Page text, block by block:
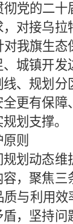
的二十届
，对接乌
对我旗生
、城镇开
线、规划
全更有保
划支撑。
则
动态维护
，聚焦
质与利用
盾，坚持